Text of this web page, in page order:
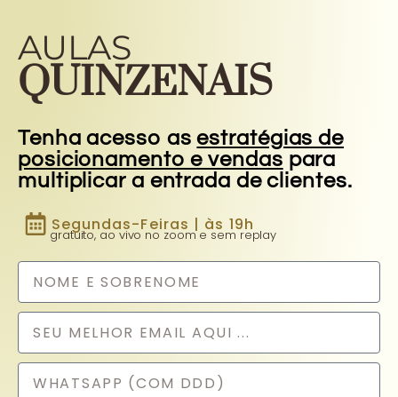
AULAS
QUINZENAIS
Tenha acesso asestratégias de
posicionamento e vendas para
multiplicar a entrada de clientes.
Segundas-Feiras | às 19h
gratuito, ao vivo no zoom e sem replay